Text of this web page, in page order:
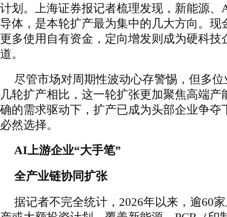
计划。上海证券报记者梳理发现，新能源
导体，是本轮扩产最为集中的几大方向。现
更多使用自有资金，定向增发则成为硬科技
道。
尽管市场对周期性波动心存警惕，但多
几轮扩产相比，这一轮扩张更加聚焦高端产
确的需求驱动下，扩产已成为头部企业争夺
必然选择。
AI上游企业“大手笔”
全产业链协同扩张
据记者不完全统计，2026年以来，逾60